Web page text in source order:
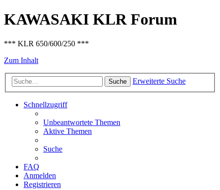
KAWASAKI KLR Forum
*** KLR 650/600/250 ***
Zum Inhalt
Suche Erweiterte Suche
Schnellzugriff
Unbeantwortete Themen
Aktive Themen
Suche
FAQ
Anmelden
Registrieren